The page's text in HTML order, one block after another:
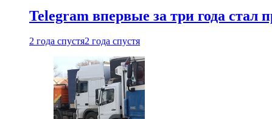
Telegram впервые за три года
2 года спустя2 года спустя